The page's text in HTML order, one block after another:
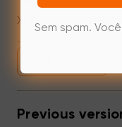
Previous
Sem spam.